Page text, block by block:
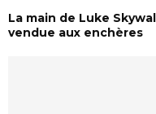
La main de Luke
vendue aux enchères